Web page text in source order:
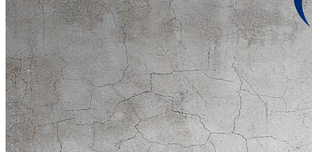
Eksik Gün Bildirimleri Hakkında Genel
Yazı
Yayın Tarihi: 26 Nisan 2018
Detay bilgiler:https://kms.kaysis.gov.tr/Home/Goster/140935"
target="_blank